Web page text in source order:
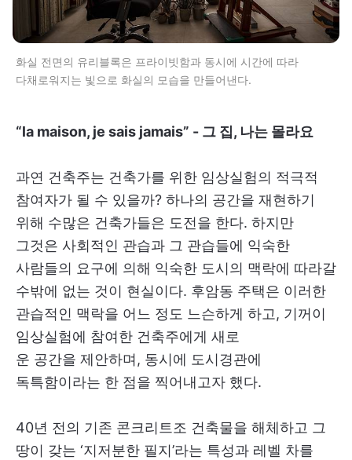
화실 전면의 유리블록은 프라이빗함과 동시에 시간에 따라
다채로워지는 빛으로 화실의 모습을 만들어낸다.
“la maison, je sais jamais” - 그 집, 나는 몰라요
과연 건축주는 건축가를 위한 임상실험의 적극적
참여자가 될 수 있을까? 하나의 공간을 재현하기
위해 수많은 건축가들은 도전을 한다. 하지만
그것은 사회적인 관습과 그 관습들에 익숙한
사람들의 요구에 의해 익숙한 도시의 맥락에 따라갈
수밖에 없는 것이 현실이다. 후암동 주택은 이러한
관습적인 맥락을 어느 정도 느슨하게 하고, 기꺼이
임상실험에 참여한 건축주에게 새로
운 공간을 제안하며, 동시에 도시경관에
독특함이라는 한 점을 찍어내고자 했다.
40년 전의 기존 콘크리트조 건축물을 해체하고 그
땅이 갖는 ‘지저분한 필지’라는 특성과 레벨 차를